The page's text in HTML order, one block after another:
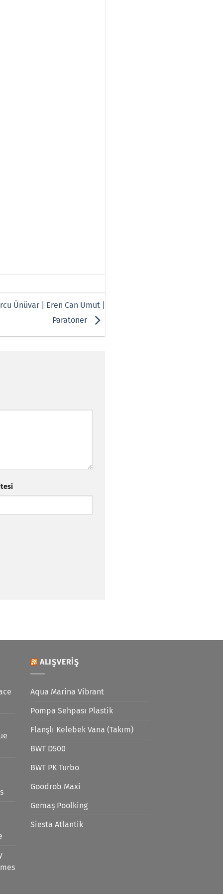
Ünüvar | Eren Can Umut |
Paratoner
ALIŞVERIŞ
Aqua Marina Vibrant
Pompa Sehpası Plastik
Flanşlı Kelebek Vana (Takım)
BWT D500
BWT PK Turbo
Goodrob Maxi
Gemaş Poolking
Siesta Atlantik